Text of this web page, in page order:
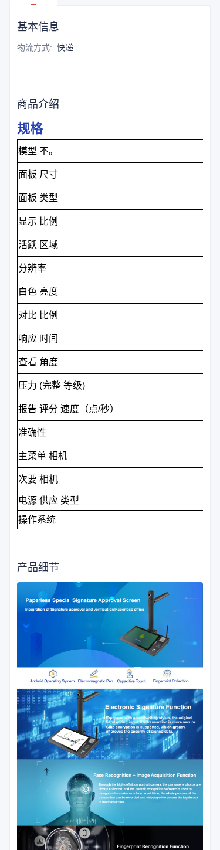
基本信息
物流方式: 快递
商品介绍
规格
模型 不。
面板 尺寸
面板 类型
显示 比例
活跃 区域
分辨率
白色 亮度
对比 比例
响应 时间
查看 角度
压力 (完整 等级)
报告 评分 速度（点/秒）
准确性
主菜单 相机
次要 相机
电源 供应 类型
操作系统
产品细节